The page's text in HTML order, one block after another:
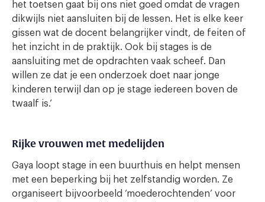
het toetsen gaat bij ons niet goed omdat de vragen
dikwijls niet aansluiten bij de lessen. Het is elke keer
gissen wat de docent belangrijker vindt, de feiten of
het inzicht in de praktijk. Ook bij stages is de
aansluiting met de opdrachten vaak scheef. Dan
willen ze dat je een onderzoek doet naar jonge
kinderen terwijl dan op je stage iedereen boven de
twaalf is.’
Rijke vrouwen met medelijden
Gaya loopt stage in een buurthuis en helpt mensen
met een beperking bij het zelfstandig worden. Ze
organiseert bijvoorbeeld ‘moederochtenden’ voor